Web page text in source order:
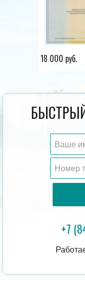
18 000 руб.
+7